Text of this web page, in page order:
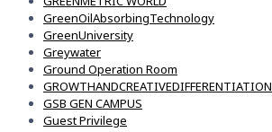
GreenOilAbsorbingTechnology
GreenUniversity
Greywater
Ground Operation Room
GROWTHANDCREATIVEDIFFERENTIATION
GSB GEN CAMPUS
Guest Privilege